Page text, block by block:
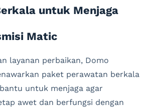
untuk Menjaga
Matic
layanan perbaikan, Domo
paket perawatan berkala
untuk menjaga agar
awet dan berfungsi dengan